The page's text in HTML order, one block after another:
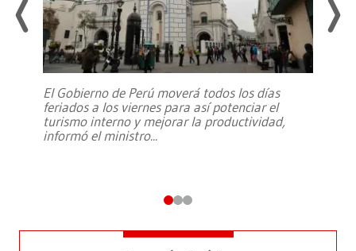
El Gobierno de Perú moverá todos los días
feriados a los viernes para así potenciar el
turismo interno y mejorar la productividad,
informó el ministro...